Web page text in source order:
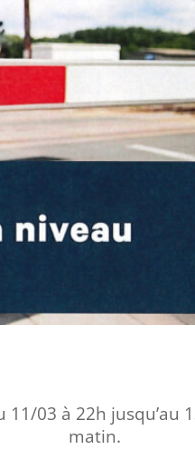
11/03 à 22h jusqu’au
matin.